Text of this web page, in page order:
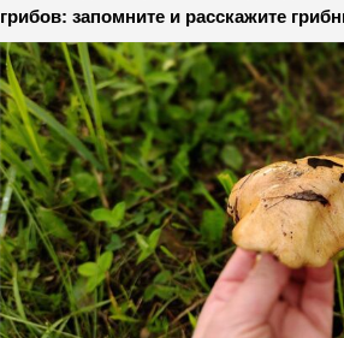
грибов: запомните и расскажите